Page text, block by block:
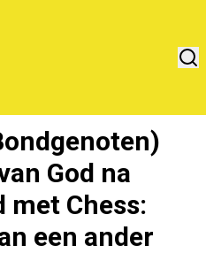
God na
met Chess:
een ander